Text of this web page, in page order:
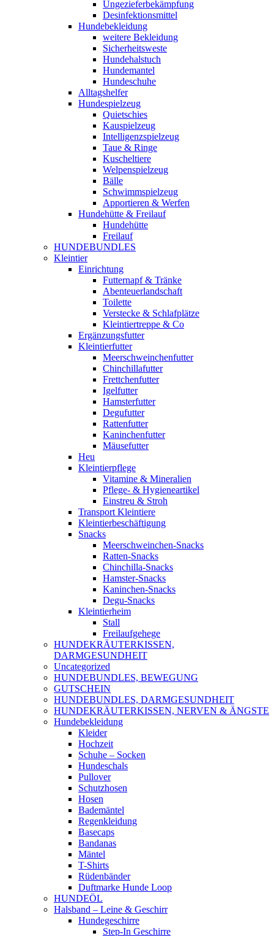
Ungezieferbekämpfung
Desinfektionsmittel
Hundebekleidung
weitere Bekleidung
Sicherheitsweste
Hundehalstuch
Hundemantel
Hundeschuhe
Alltagshelfer
Hundespielzeug
Quietschies
Kauspielzeug
Intelligenzspielzeug
Taue & Ringe
Kuscheltiere
Welpenspielzeug
Bälle
Schwimmspielzeug
Apportieren & Werfen
Hundehütte & Freilauf
Hundehütte
Freilauf
HUNDEBUNDLES
Kleintier
Einrichtung
Futternapf & Tränke
Abenteuerlandschaft
Toilette
Verstecke & Schlafplätze
Kleintiertreppe & Co
Ergänzungsfutter
Kleintierfutter
Meerschweinchenfutter
Chinchillafutter
Frettchenfutter
Igelfutter
Hamsterfutter
Degufutter
Rattenfutter
Kaninchenfutter
Mäusefutter
Heu
Kleintierpflege
Vitamine & Mineralien
Pflege- & Hygieneartikel
Einstreu & Stroh
Transport Kleintiere
Kleintierbeschäftigung
Snacks
Meerschweinchen-Snacks
Ratten-Snacks
Chinchilla-Snacks
Hamster-Snacks
Kaninchen-Snacks
Degu-Snacks
Kleintierheim
Stall
Freilaufgehege
HUNDEKRÄUTERKISSEN,
DARMGESUNDHEIT
Uncategorized
HUNDEBUNDLES, BEWEGUNG
GUTSCHEIN
HUNDEBUNDLES, DARMGESUNDHEIT
HUNDEKRÄUTERKISSEN, NERVEN & ÄNGSTE
Hundebekleidung
Kleider
Hochzeit
Schuhe – Socken
Hundeschals
Pullover
Schutzhosen
Hosen
Bademäntel
Regenkleidung
Basecaps
Bandanas
Mäntel
T-Shirts
Rüdenbänder
Duftmarke Hunde Loop
HUNDEÖL
Halsband – Leine & Geschirr
Hundegeschirre
Step-In Geschirre